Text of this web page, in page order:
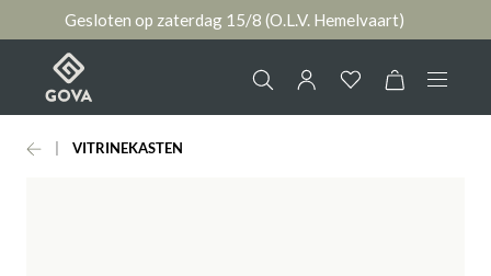
Gesloten op zaterdag 15/8 (O.L.V. Hemelvaart)
Collectie
VITRINEKASTEN